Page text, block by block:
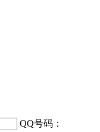
QQ号码：